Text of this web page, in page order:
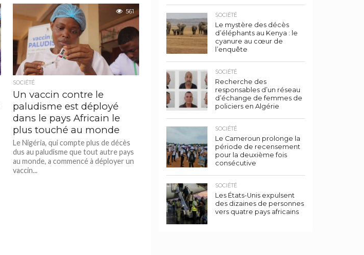
561
SOCIÉTÉ
Un vaccin contre le
paludisme est déployé
dans le pays Africain le
plus touché au monde
Le Nigéria, qui compte plus de décès
dus au paludisme que tout autre pays
au monde, a commencé à déployer un
vaccin...
SOCIÉTÉ
Le mystère des décès
d’éléphants au Kenya : le
cyanure au cœur de
l’enquête
SOCIÉTÉ
Recherche des
responsables d’un réseau
d’échange de femmes de
policiers en Algérie
SOCIÉTÉ
Le Cameroun prolonge la
période de recensement
pour la deuxième fois
consécutive
SOCIÉTÉ
Les États-Unis expulsent
des dizaines de personnes
vers quatre pays africains